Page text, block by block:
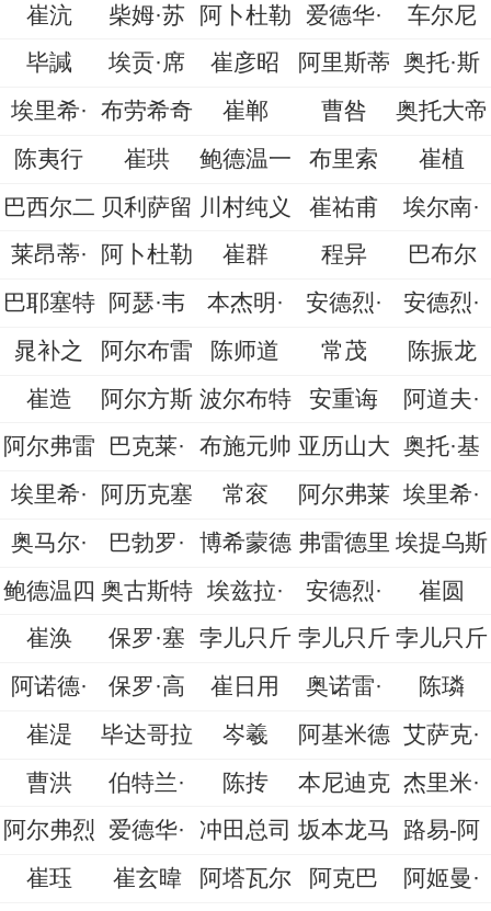
崔沆
柴姆·苏 阿卜杜勒 爱德华·
车尔尼
毕諴
埃贡·席 崔彦昭 阿里斯蒂 奥托·斯
埃里希·
布劳希奇 崔郸 曹咎
奥托大帝
陈夷行
崔珙 鲍德温一 布里索
崔植
巴西尔二 贝利萨留 川村纯义 崔祐甫
埃尔南·
莱昂蒂·
阿卜杜勒 崔群 程异
巴布尔
巴耶塞特
阿瑟·韦 本杰明· 安德烈·
安德烈·
晁补之
阿尔布雷 陈师道 常茂
陈振龙
崔造
阿尔方斯 波尔布特 安重诲
阿道夫·
阿尔弗雷
巴克莱· 布施元帅 亚历山大 奥托·基
埃里希·
阿历克塞 常衮 阿尔弗莱 埃里希·
奥马尔·
巴勃罗· 博希蒙德 弗雷德里 埃提乌斯
鲍德温四 奥古斯特 埃兹拉· 安德烈·
崔圆
崔涣
保罗·塞 孛儿只斤 孛儿只斤 孛儿只斤
阿诺德·
保罗·高 崔日用 奥诺雷·
陈璘
崔湜
毕达哥拉 岑羲 阿基米德 艾萨克·
曹洪
伯特兰· 陈抟 本尼迪克 杰里米·
阿尔弗烈
爱德华· 冲田总司 坂本龙马
路易-阿
崔珏
崔玄暐 阿塔瓦尔 阿克巴
阿姬曼·